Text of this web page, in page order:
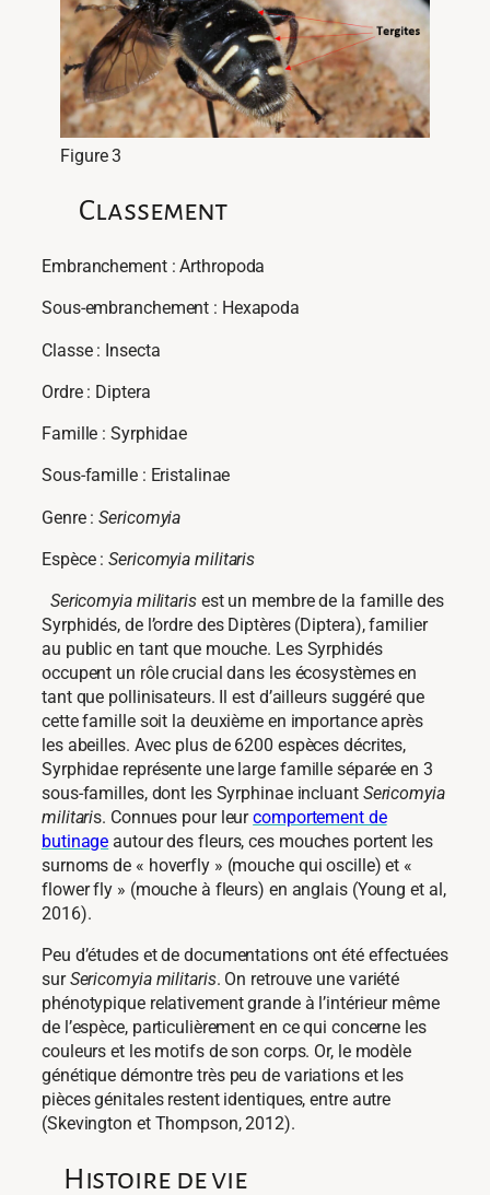
Figure 3
Classement
Embranchement : Arthropoda
Sous-embranchement : Hexapoda
Classe : Insecta
Ordre : Diptera
Famille : Syrphidae
Sous-famille : Eristalinae
Genre :Sericomyia
Espèce :Sericomyia militaris
Sericomyia militaris est un membre de la famille des
Syrphidés, de l’ordre des Diptères (Diptera), familier
au public en tant que mouche. Les Syrphidés
occupent un rôle crucial dans les écosystèmes en
tant que pollinisateurs. Il est d’ailleurs suggéré que
cette famille soit la deuxième en importance après
les abeilles. Avec plus de 6200 espèces décrites,
Syrphidae représente une large famille séparée en 3
sous-familles, dont les Syrphinae incluant Sericomyia
militaris. Connues pour leurcomportement de
butinage autour des fleurs, ces mouches portent les
surnoms de « hoverfly » (mouche qui oscille) et «
flower fly » (mouche à fleurs) en anglais (Young et al,
2016).
Peu d’études et de documentations ont été effectuées
surSericomyia militaris. On retrouve une variété
phénotypique relativement grande à l’intérieur même
de l’espèce, particulièrement en ce qui concerne les
couleurs et les motifs de son corps. Or, le modèle
génétique démontre très peu de variations et les
pièces génitales restent identiques, entre autre
(Skevington et Thompson, 2012).
Histoire de vie